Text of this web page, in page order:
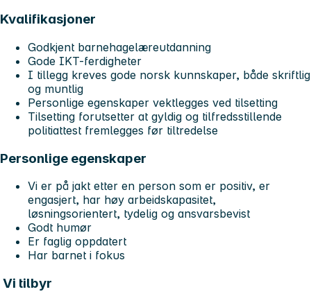
Kvalifikasjoner
Godkjent barnehagelæreutdanning
Gode IKT-ferdigheter
I tillegg kreves gode norsk kunnskaper, både skriftlig
og muntlig
Personlige egenskaper vektlegges ved tilsetting
Tilsetting forutsetter at gyldig og tilfredsstillende
politiattest fremlegges før tiltredelse
Personlige egenskaper
Vi er på jakt etter en person som er positiv, er
engasjert, har høy arbeidskapasitet,
løsningsorientert, tydelig og ansvarsbevist
Godt humør
Er faglig oppdatert
Har barnet i fokus
Vi tilbyr